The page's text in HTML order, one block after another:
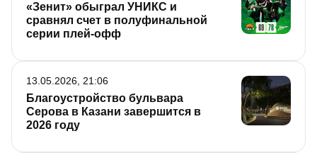
«Зенит» обыграл УНИКС и
сравнял счет в полуфинальной
серии плей-офф
Благоустройство бульвара
Серова в Казани завершится в
2026 году
13.05.2026, 21:06